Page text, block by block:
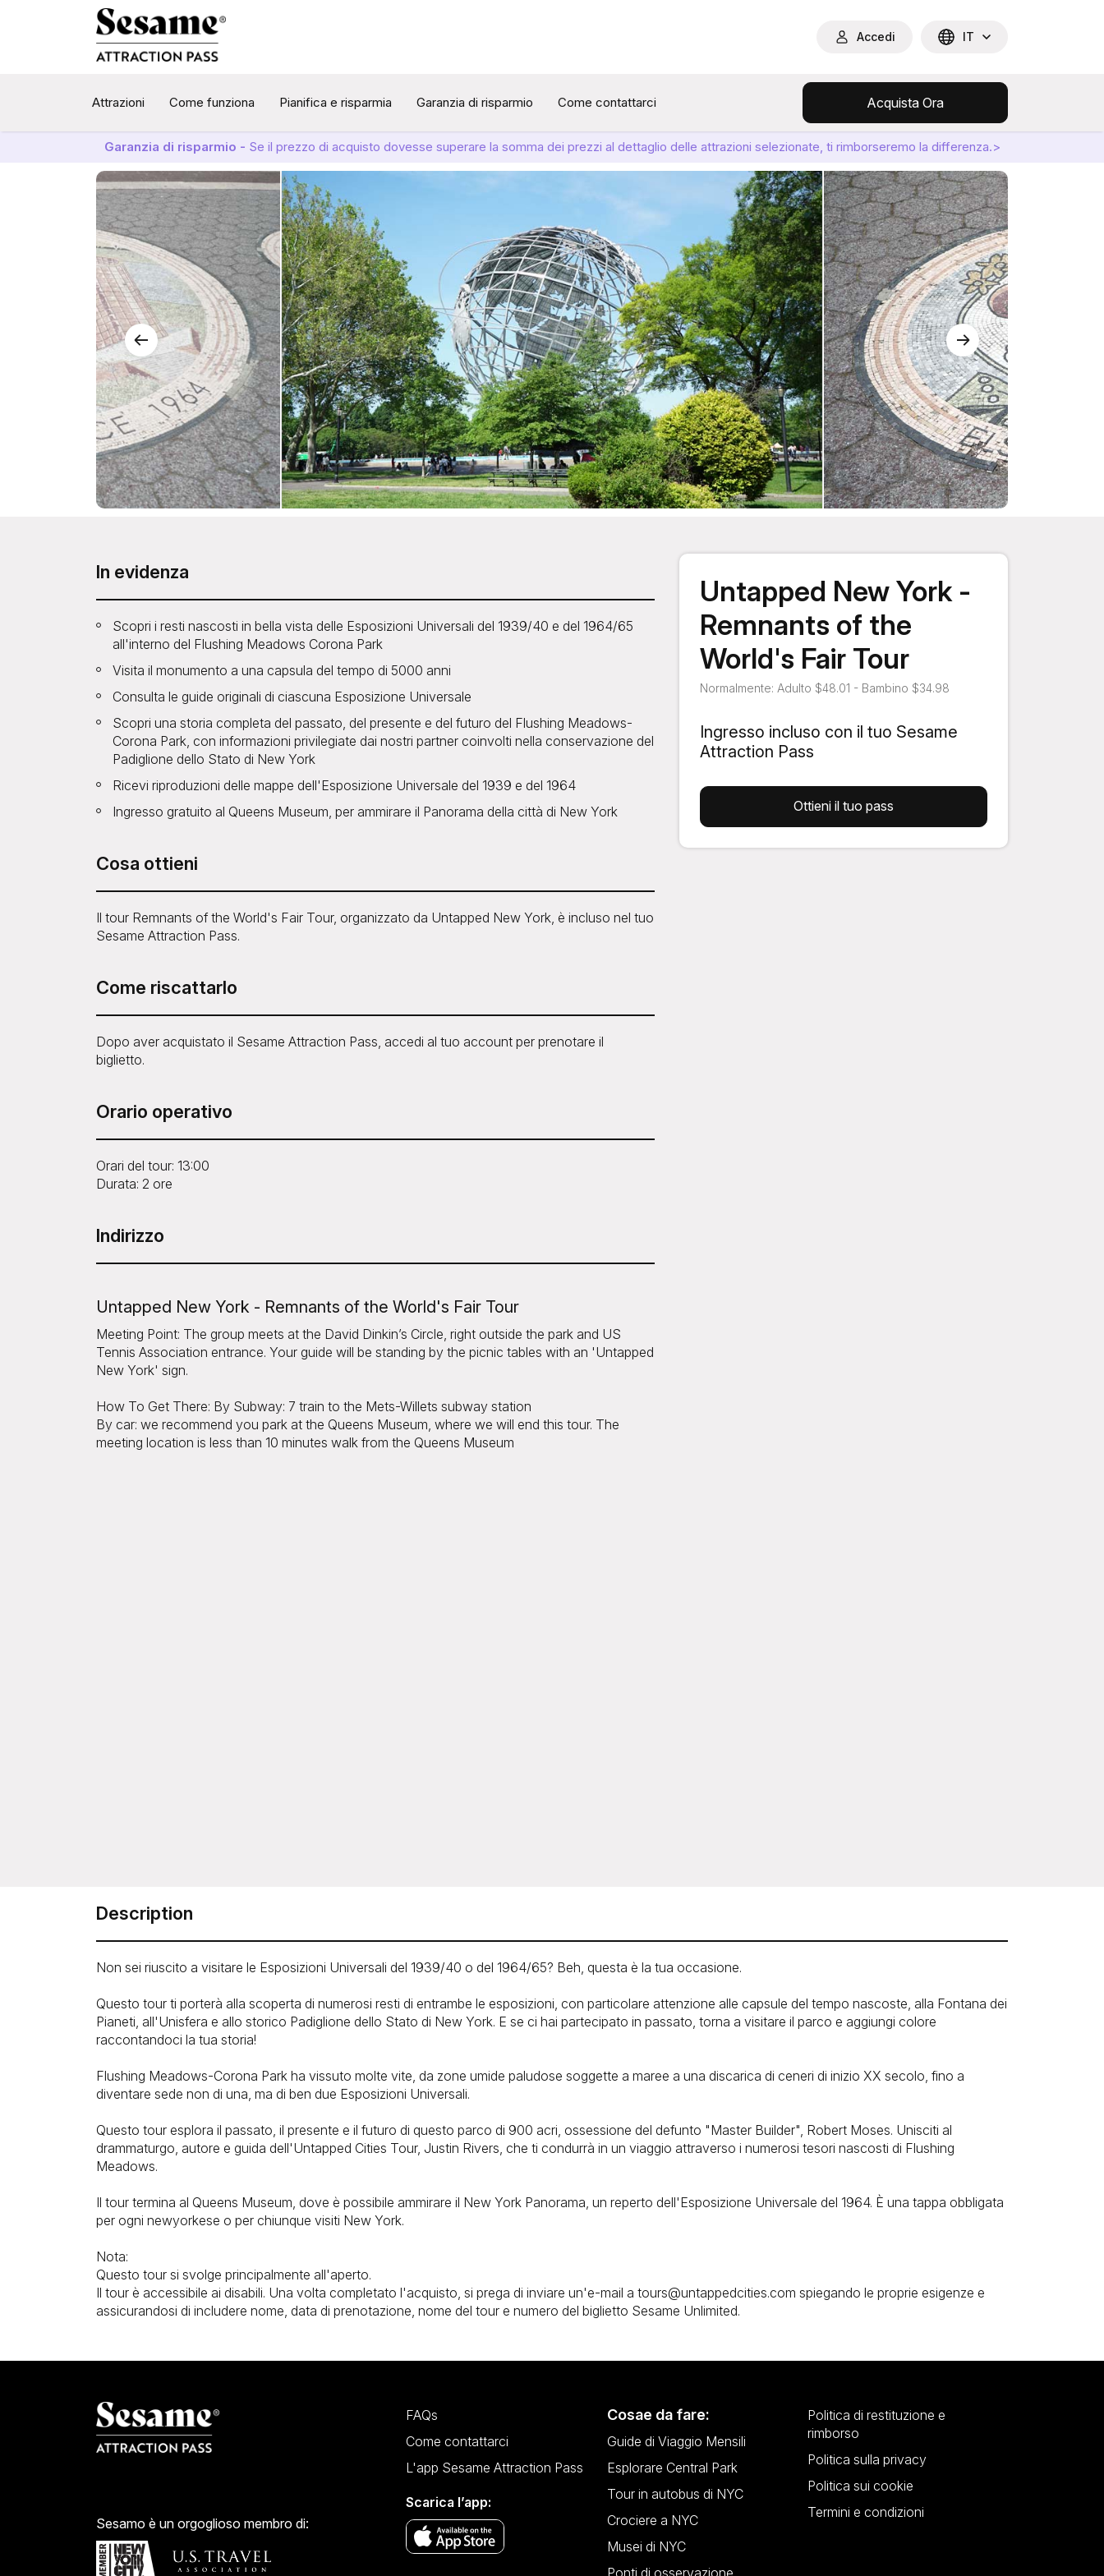
Accedi IT
Attrazioni Come funziona Pianifica e risparmia Garanzia di risparmio Come contattarci Acquista Ora
Garanzia di risparmio - Se il prezzo di acquisto dovesse superare la somma dei prezzi al dettaglio delle attrazioni selezionate, ti rimborseremo la differenza.>
Untapped New York -
Remnants of the
World's Fair Tour
Normalmente: Adulto $48.01 - Bambino $34.98
Ingresso incluso con il tuo Sesame
Attraction Pass
Ottieni il tuo pass
In evidenza
Scopri i resti nascosti in bella vista delle Esposizioni Universali del 1939/40 e del 1964/65
all'interno del Flushing Meadows Corona Park
Visita il monumento a una capsula del tempo di 5000 anni
Consulta le guide originali di ciascuna Esposizione Universale
Scopri una storia completa del passato, del presente e del futuro del Flushing Meadows-
Corona Park, con informazioni privilegiate dai nostri partner coinvolti nella conservazione del
Padiglione dello Stato di New York
Ricevi riproduzioni delle mappe dell'Esposizione Universale del 1939 e del 1964
Ingresso gratuito al Queens Museum, per ammirare il Panorama della città di New York
Cosa ottieni
Il tour Remnants of the World's Fair Tour, organizzato da Untapped New York, è incluso nel tuo
Sesame Attraction Pass.
Come riscattarlo
Dopo aver acquistato il Sesame Attraction Pass, accedi al tuo account per prenotare il
biglietto.
Orario operativo
Orari del tour: 13:00
Durata: 2 ore
Indirizzo
Untapped New York - Remnants of the World's Fair Tour
Meeting Point: The group meets at the David Dinkin’s Circle, right outside the park and US
Tennis Association entrance. Your guide will be standing by the picnic tables with an 'Untapped
New York' sign.
How To Get There: By Subway: 7 train to the Mets-Willets subway station
By car: we recommend you park at the Queens Museum, where we will end this tour. The
meeting location is less than 10 minutes walk from the Queens Museum
Description
Non sei riuscito a visitare le Esposizioni Universali del 1939/40 o del 1964/65? Beh, questa è la tua occasione.
Questo tour ti porterà alla scoperta di numerosi resti di entrambe le esposizioni, con particolare attenzione alle capsule del tempo nascoste, alla Fontana dei
Pianeti, all'Unisfera e allo storico Padiglione dello Stato di New York. E se ci hai partecipato in passato, torna a visitare il parco e aggiungi colore
raccontandoci la tua storia!
Flushing Meadows-Corona Park ha vissuto molte vite, da zone umide paludose soggette a maree a una discarica di ceneri di inizio XX secolo, fino a
diventare sede non di una, ma di ben due Esposizioni Universali.
Questo tour esplora il passato, il presente e il futuro di questo parco di 900 acri, ossessione del defunto "Master Builder", Robert Moses. Unisciti al
drammaturgo, autore e guida dell'Untapped Cities Tour, Justin Rivers, che ti condurrà in un viaggio attraverso i numerosi tesori nascosti di Flushing
Meadows.
Il tour termina al Queens Museum, dove è possibile ammirare il New York Panorama, un reperto dell'Esposizione Universale del 1964. È una tappa obbligata
per ogni newyorkese o per chiunque visiti New York.
Nota:
Questo tour si svolge principalmente all'aperto.
Il tour è accessibile ai disabili. Una volta completato l'acquisto, si prega di inviare un'e-mail a tours@untappedcities.com spiegando le proprie esigenze e
assicurandosi di includere nome, data di prenotazione, nome del tour e numero del biglietto Sesame Unlimited.
Sesamo è un orgoglioso membro di:
FAQs
Come contattarci
L'app Sesame Attraction Pass
Scarica l’app:
Cosae da fare:
Guide di Viaggio Mensili
Esplorare Central Park
Tour in autobus di NYC
Crociere a NYC
Musei di NYC
Politica di restituzione e
rimborso
Politica sulla privacy
Politica sui cookie
Termini e condizioni